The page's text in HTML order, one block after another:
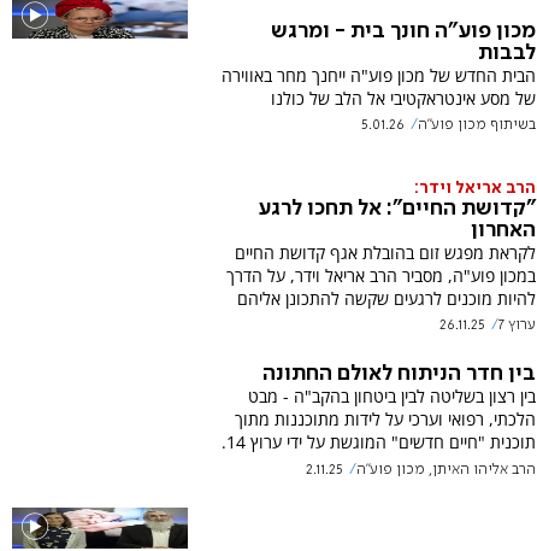
מכון פוע"ה חונך בית - ומרגש
לבבות
הבית החדש של מכון פוע"ה ייחנך מחר באווירה
של מסע אינטראקטיבי אל הלב של כולנו
בשיתוף מכון פוע''ה 5.01.26
הרב אריאל וידר:
"קדושת החיים": אל תחכו לרגע
האחרון
לקראת מפגש זום בהובלת אגף קדושת החיים
במכון פוע"ה, מסביר הרב אריאל וידר, על הדרך
להיות מוכנים לרגעים שקשה להתכונן אליהם
ערוץ 7 26.11.25
בין חדר הניתוח לאולם החתונה
בין רצון בשליטה לבין ביטחון בהקב"ה - מבט
הלכתי, רפואי וערכי על לידות מתוכננות מתוך
תוכנית "חיים חדשים" המוגשת על ידי ערוץ 14.
הרב אליהו האיתן, מכון פוע"ה 2.11.25